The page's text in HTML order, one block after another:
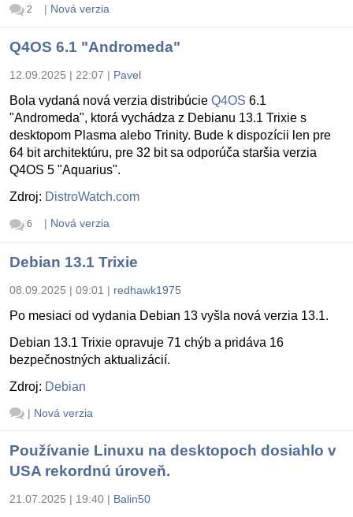
2 | Nová verzia
Q4OS 6.1 "Andromeda"
12.09.2025 | 22:07 | Pavel
Bola vydaná nová verzia distribúcie Q4OS 6.1
"Andromeda", ktorá vychádza z Debianu 13.1 Trixie s
desktopom Plasma alebo Trinity. Bude k dispozícii len pre
64 bit architektúru, pre 32 bit sa odporúča staršia verzia
Q4OS 5 "Aquarius".
Zdroj: DistroWatch.com
6 | Nová verzia
Debian 13.1 Trixie
08.09.2025 | 09:01 | redhawk1975
Po mesiaci od vydania Debian 13 vyšla nová verzia 13.1.
Debian 13.1 Trixie opravuje 71 chýb a pridáva 16
bezpečnostných aktualizácií.
Zdroj: Debian
| Nová verzia
Používanie Linuxu na desktopoch dosiahlo v
USA rekordnú úroveň.
21.07.2025 | 19:40 | Balin50